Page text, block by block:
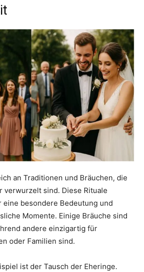
an Traditionen und Bräuchen, die
verwurzelt sind. Diese Rituale
eine besondere Bedeutung und
Momente. Einige Bräuche sind
andere einzigartig für
oder Familien sind.
ist der Tausch der Eheringe.